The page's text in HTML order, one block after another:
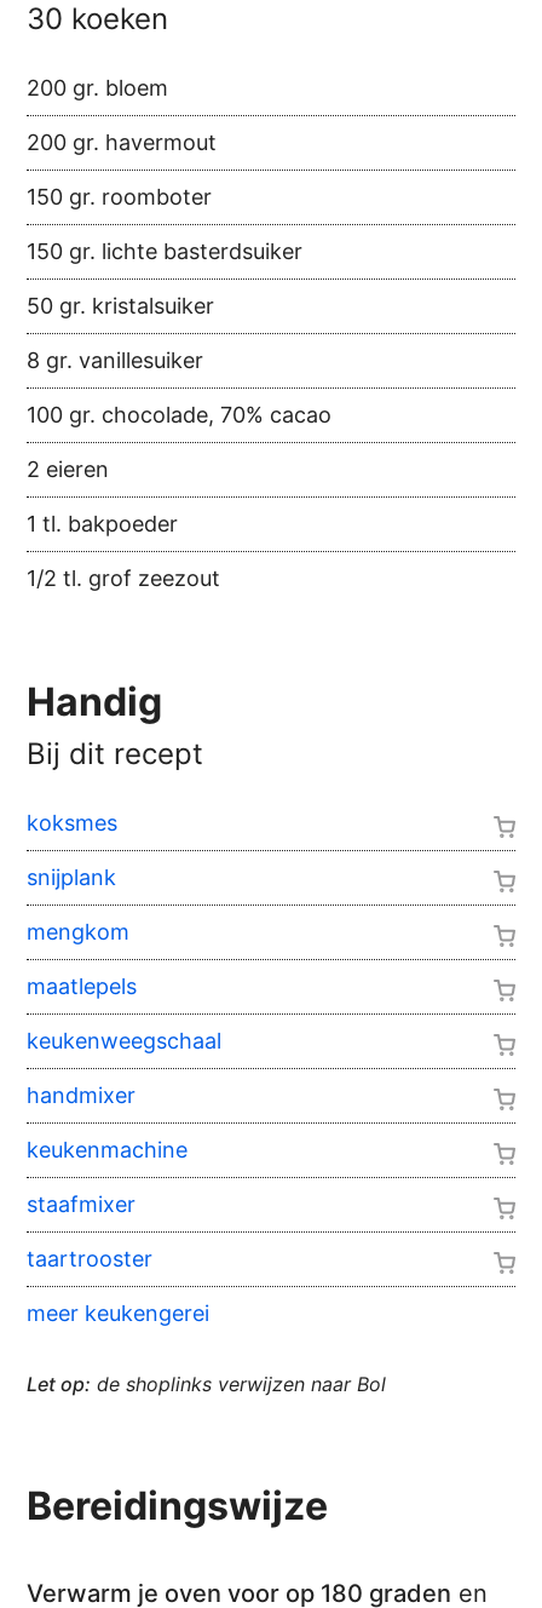
30 koeken
200 gr. bloem
200 gr. havermout
150 gr. roomboter
150 gr. lichte basterdsuiker
50 gr. kristalsuiker
8 gr. vanillesuiker
100 gr. chocolade, 70% cacao
2 eieren
1 tl. bakpoeder
1/2 tl. grof zeezout
Handig
Bij dit recept
koksmes
snijplank
mengkom
maatlepels
keukenweegschaal
handmixer
keukenmachine
staafmixer
taartrooster
meer keukengerei
Let op: de shoplinks verwijzen naar Bol
Bereidingswijze
Verwarm je oven voor op 180 graden en